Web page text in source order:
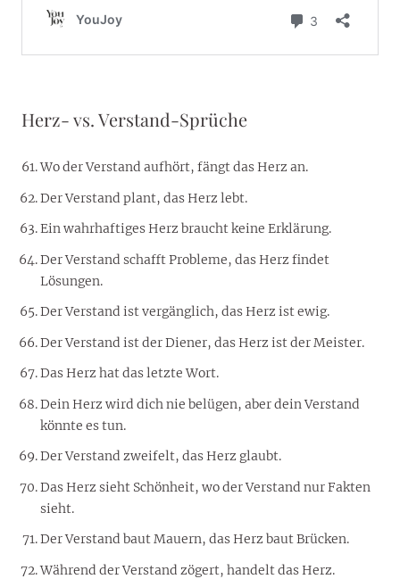
Herz- vs. Verstand-Sprüche
Wo der Verstand aufhört, fängt das Herz an.
Der Verstand plant, das Herz lebt.
Ein wahrhaftiges Herz braucht keine Erklärung.
Der Verstand schafft Probleme, das Herz findet
Lösungen.
Der Verstand ist vergänglich, das Herz ist ewig.
Der Verstand ist der Diener, das Herz ist der Meister.
Das Herz hat das letzte Wort.
Dein Herz wird dich nie belügen, aber dein Verstand
könnte es tun.
Der Verstand zweifelt, das Herz glaubt.
Das Herz sieht Schönheit, wo der Verstand nur Fakten
sieht.
Der Verstand baut Mauern, das Herz baut Brücken.
Während der Verstand zögert, handelt das Herz.